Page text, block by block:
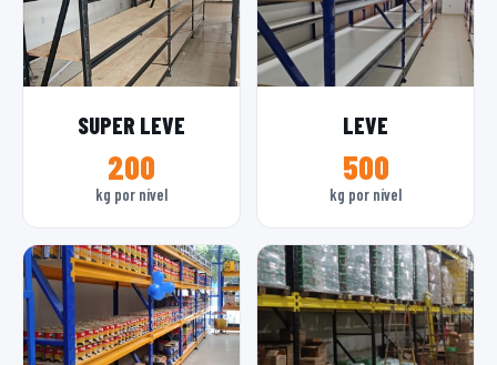
SUPER LEVE
200
kg por nível
LEVE
500
kg por nível